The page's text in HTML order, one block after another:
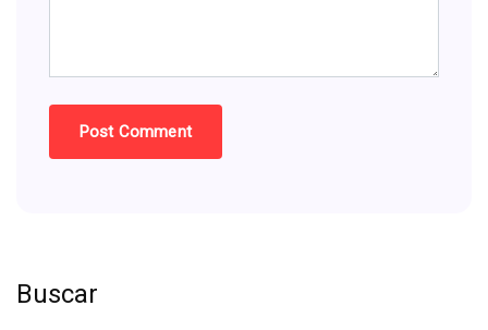
Buscar